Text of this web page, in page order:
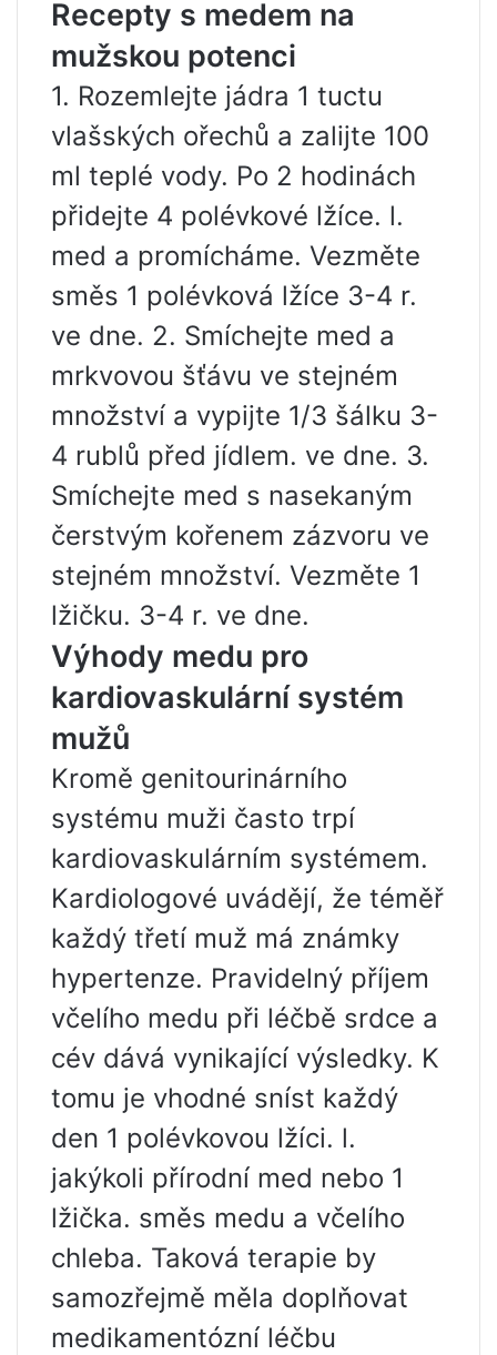
Recepty s medem na
mužskou potenci
1. Rozemlejte jádra 1 tuctu
vlašských ořechů a zalijte 100
ml teplé vody. Po 2 hodinách
přidejte 4 polévkové lžíce. l.
med a promícháme. Vezměte
směs 1 polévková lžíce 3-4 r.
ve dne. 2. Smíchejte med a
mrkvovou šťávu ve stejném
množství a vypijte 1/3 šálku 3-
4 rublů před jídlem. ve dne. 3.
Smíchejte med s nasekaným
čerstvým kořenem zázvoru ve
stejném množství. Vezměte 1
lžičku. 3-4 r. ve dne.
Výhody medu pro
kardiovaskulární systém
mužů
Kromě genitourinárního
systému muži často trpí
kardiovaskulárním systémem.
Kardiologové uvádějí, že téměř
každý třetí muž má známky
hypertenze. Pravidelný příjem
včelího medu při léčbě srdce a
cév dává vynikající výsledky. K
tomu je vhodné sníst každý
den 1 polévkovou lžíci. l.
jakýkoli přírodní med nebo 1
lžička. směs medu a včelího
chleba. Taková terapie by
samozřejmě měla doplňovat
medikamentózní léčbu